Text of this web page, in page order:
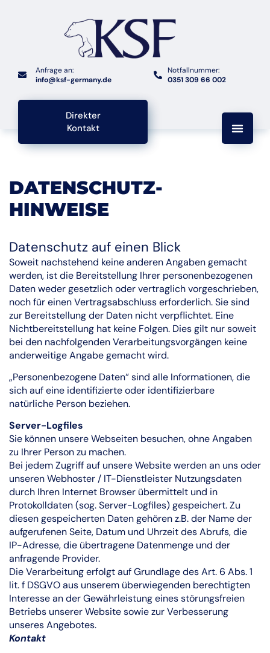
Anfrage an:
info@ksf-germany.de
Notfallnummer:
0351 309 66 002
Direkter
Kontakt
DATENSCHUTZ-
HINWEISE
Datenschutz auf einen Blick
Soweit nachstehend keine anderen Angaben gemacht
werden, ist die Bereitstellung Ihrer personenbezogenen
Daten weder gesetzlich oder vertraglich vorgeschrieben,
noch für einen Vertragsabschluss erforderlich. Sie sind
zur Bereitstellung der Daten nicht verpflichtet. Eine
Nichtbereitstellung hat keine Folgen. Dies gilt nur soweit
bei den nachfolgenden Verarbeitungsvorgängen keine
anderweitige Angabe gemacht wird.
„Personenbezogene Daten“ sind alle Informationen, die
sich auf eine identifizierte oder identifizierbare
natürliche Person beziehen.
Server-Logfiles
Sie können unsere Webseiten besuchen, ohne Angaben
zu Ihrer Person zu machen.
Bei jedem Zugriff auf unsere Website werden an uns oder
unseren Webhoster / IT-Dienstleister Nutzungsdaten
durch Ihren Internet Browser übermittelt und in
Protokolldaten (sog. Server-Logfiles) gespeichert. Zu
diesen gespeicherten Daten gehören z.B. der Name der
aufgerufenen Seite, Datum und Uhrzeit des Abrufs, die
IP-Adresse, die übertragene Datenmenge und der
anfragende Provider.
Die Verarbeitung erfolgt auf Grundlage des Art. 6 Abs. 1
lit. f DSGVO aus unserem überwiegenden berechtigten
Interesse an der Gewährleistung eines störungsfreien
Betriebs unserer Website sowie zur Verbesserung
unseres Angebotes.
Kontakt